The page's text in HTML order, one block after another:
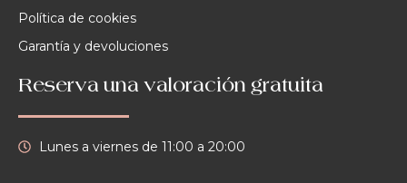
Política de cookies
Garantía y devoluciones
Reserva una valoración gratuita
Lunes a viernes de 11:00 a 20:00